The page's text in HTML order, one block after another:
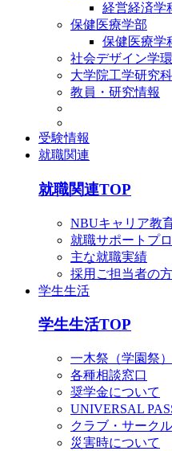
経営経済学
保健医療学部
保健医療学
社会デザイン学環
大学院工学研究科
教員・研究情報
受験情報
就職関連
就職関連TOP
NBUキャリア教
就職サポートプ
主な就職実績
採用ご担当者の
学生生活
学生生活TOP
一木祭（学園祭）
各種相談窓口
奨学金について
UNIVERSAL
クラブ・サーク
災害時について